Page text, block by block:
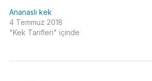
Ananaslı kek
4 Temmuz 2018
"Kek Tarifleri" içinde